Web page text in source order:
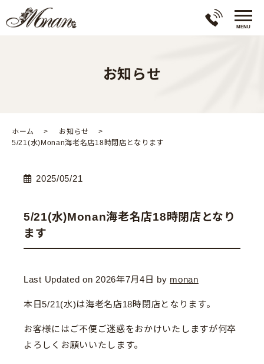
お知らせ
ホーム
お知らせ
5/21(水)Monan海老名店18時閉店となります
2025/05/21
5/21(水)Monan海老名店18時閉店となり
ます
Last Updated on 2026年7月4日 by monan
本日5/21(水)は海老名店18時閉店となります。
お客様にはご不便ご迷惑をおかけいたしますが何卒
よろしくお願いいたします。